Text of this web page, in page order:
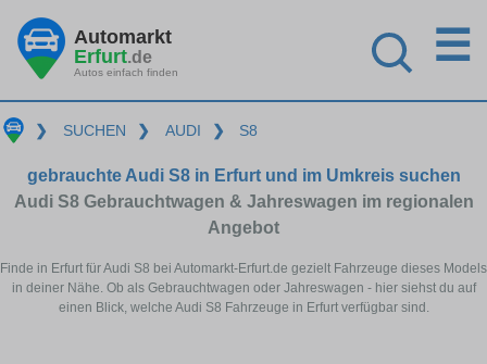
Automarkt
Erfurt.de
Autos einfach finden
☰
❯ SUCHEN ❯ AUDI ❯ S8
gebrauchte Audi S8 in Erfurt und im Umkreis suchen
Audi S8 Gebrauchtwagen & Jahreswagen im regionalen
Angebot
Finde in Erfurt für Audi S8 bei Automarkt-Erfurt.de gezielt Fahrzeuge dieses Models
in deiner Nähe. Ob als Gebrauchtwagen oder Jahreswagen - hier siehst du auf
einen Blick, welche Audi S8 Fahrzeuge in Erfurt verfügbar sind.